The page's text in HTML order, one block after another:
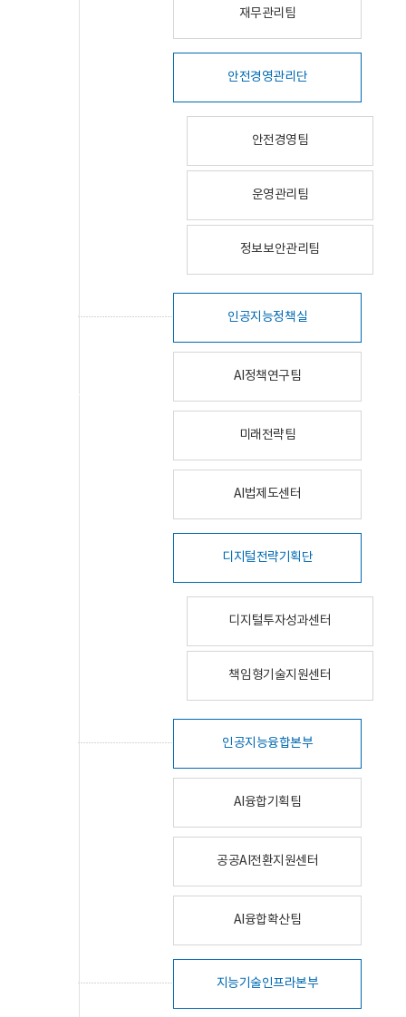
재무관리팀
안전경영관리단
안전경영팀
운영관리팀
정보보안관리팀
인공지능정책실
AI정책연구팀
미래전략팀
AI법제도센터
디지털전략기획단
디지털투자성과센터
책임형기술지원센터
인공지능융합본부
AI융합기획팀
공공AI전환지원센터
AI융합확산팀
지능기술인프라본부